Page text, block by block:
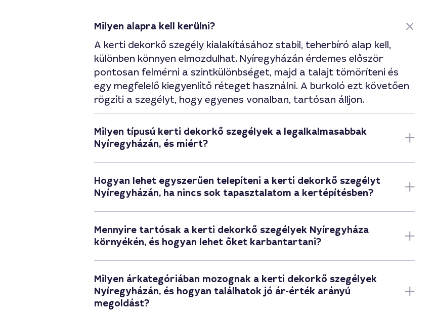
Milyen alapra kell kerülni?
A kerti dekorkő szegély kialakításához stabil, teherbíró alap kell,
különben könnyen elmozdulhat. Nyíregyházán érdemes először
pontosan felmérni a szintkülönbséget, majd a talajt tömöríteni és
egy megfelelő kiegyenlítő réteget használni. A burkoló ezt követően
rögzíti a szegélyt, hogy egyenes vonalban, tartósan álljon.
Milyen típusú kerti dekorkő szegélyek a legalkalmasabbak
Nyíregyházán, és miért?
Hogyan lehet egyszerűen telepíteni a kerti dekorkő szegélyt
Nyíregyházán, ha nincs sok tapasztalatom a kertépítésben?
Mennyire tartósak a kerti dekorkő szegélyek Nyíregyháza
környékén, és hogyan lehet őket karbantartani?
Milyen árkategóriában mozognak a kerti dekorkő szegélyek
Nyíregyházán, és hogyan találhatok jó ár-érték arányú
megoldást?